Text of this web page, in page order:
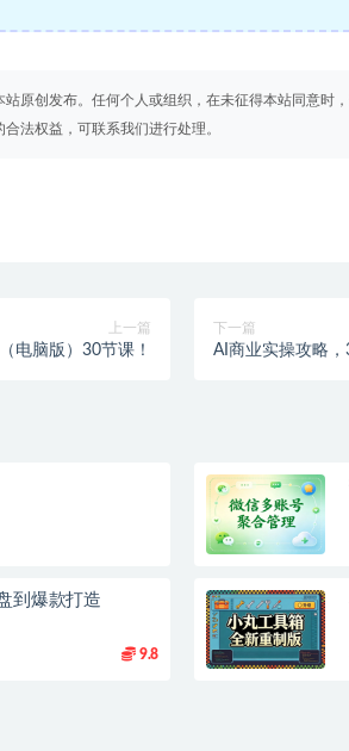
原创发布。任何个人或组织，在未征得本站同意时
法权益，可联系我们进行处理。
上一篇
电脑版）30节课！
下一篇
AI商业实操攻略，
到爆款打造
9.8